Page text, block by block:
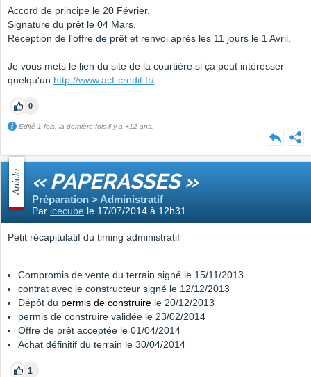
Accord de principe le 20 Février.
Signature du prêt le 04 Mars.
Réception de l'offre de prêt et renvoi après les 11 jours le 1 Avril.
Je vous mets le lien du site de la courtière si ça peut intéresser
quelqu'un http://www.acf-credit.fr/
0
Edité 1 fois, la dernière fois il y a +12 ans.
Article « PAPERASSES »
Préparation > Administratif
Par icecube le 17/07/2014 à 12h31
Petit récapitulatif du timing administratif
Compromis de vente du terrain signé le 15/11/2013
contrat avec le constructeur signé le 12/12/2013
Dépôt du permis de construire le 20/12/2013
permis de construire validée le 23/02/2014
Offre de prêt acceptée le 01/04/2014
Achat définitif du terrain le 30/04/2014
1